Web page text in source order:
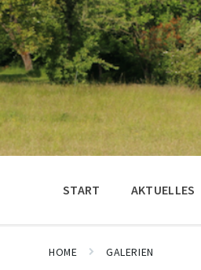
START AKTUELLES
HOME GALERIEN